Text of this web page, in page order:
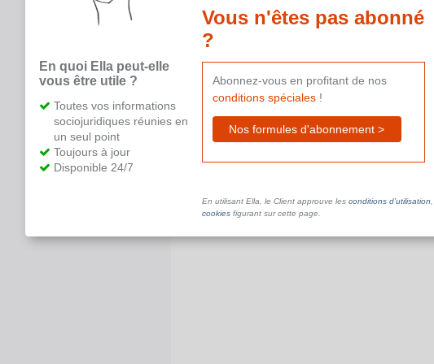
aide supplémentaire.
En quoi Ella peut-elle
vous être utile ?
Toutes vos informations
sociojuridiques réunies en
un seul point
Toujours à jour
Disponible 24/7
Vous n'êtes pas abonné
?
Abonnez-vous en profitant de nos
conditions spéciales!
Nos formules d'abonnement >
En utilisant Ella, le Client approuve les conditions d’utilisation
cookiesfigurant sur cette page.